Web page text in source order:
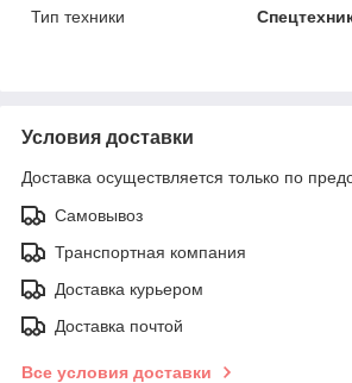
Тип техники
Условия доставки
Доставка осуществляется только по
Самовывоз
Транспортная компания
Доставка курьером
Доставка почтой
Все условия доставки